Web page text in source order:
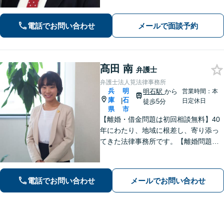
トワーク軽く迅速・誠実に対応しま
す。まずはお気軽にご相談ください。
電話でお問い合わせ メールで面談予約
髙田 南 弁護士
弁護士法人筧法律事務所
兵
庫
県
|
明
石
市
明石駅から
徒歩5分
営業時間：本
日定休日
【離婚・借金問題は初回相談無料】40
年にわたり、地域に根差し、寄り添っ
てきた法律事務所です。【離婚問題】
【借金問題】受任から申し立てまでス
ピーディーに対応いたします【明石駅7
電話でお問い合わせ メールでお問い合わせ